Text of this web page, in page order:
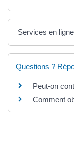
Services en
Questions ?
Peut-on
Comment